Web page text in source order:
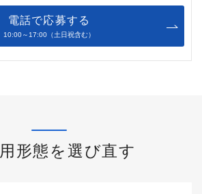
電話で応募する
10:00～17:00（土日祝含む）
雇用形態を選び直す